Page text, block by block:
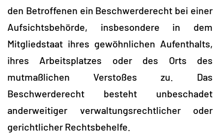
den Betroffenen ein Beschwerderecht bei einer
Aufsichtsbehörde, insbesondere in dem
Mitgliedstaat ihres gewöhnlichen Aufenthalts,
ihres Arbeitsplatzes oder des Orts des
mutmaßlichen Verstoßes zu. Das
Beschwerderecht besteht unbeschadet
anderweitiger verwaltungsrechtlicher oder
gerichtlicher Rechtsbehelfe.